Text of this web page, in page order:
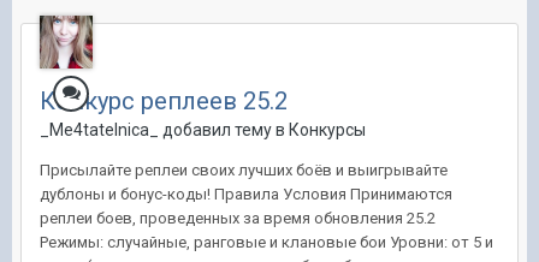
Конкурс реплеев 25.2
_Me4tatelnica_ добавил тему в Конкурсы
Присылайте реплеи своих лучших боёв и выигрывайте
дублоны и бонус-коды! Правила Условия Принимаются
реплеи боев, проведенных за время обновления 25.2
Режимы: случайные, ранговые и клановые бои Уровни: от 5 и